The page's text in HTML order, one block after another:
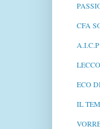
CFA
ECO
IL